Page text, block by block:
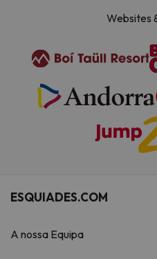
Websites
ESQUIADES.COM
A nossa Equipa